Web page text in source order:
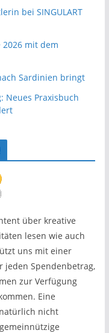
bei SINGULART
2026 mit dem
Sardinien bringt
Neues Praxisbuch
über kreative
lesen wie auch
uns mit einer
jeden Spendenbetrag,
zur Verfügung
Eine
nicht